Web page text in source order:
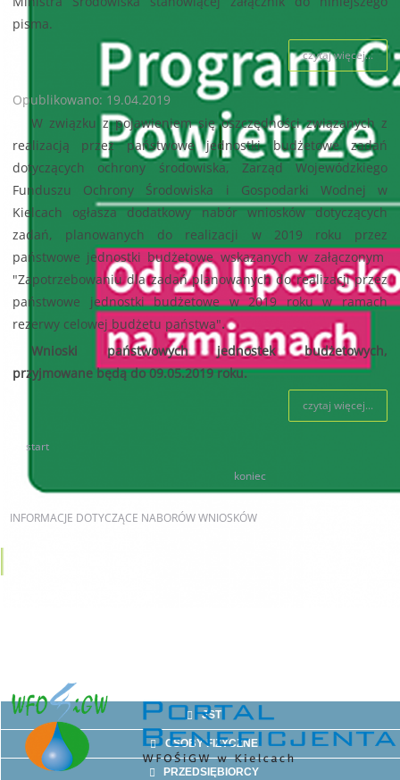
pisma.
czytaj więcej...
Opublikowano: 19.04.2019
W związku z pojawieniem się oszczędności związanych z
realizacją przez państwowe jednostki budżetowe zadań
dotyczących ochrony środowiska, Zarząd Wojewódzkiego
Funduszu Ochrony Środowiska i Gospodarki Wodnej w
Kielcach ogłasza dodatkowy nabór wniosków dotyczących
zadań, planowanych do realizacji w 2019 roku przez
państwowe jednostki budżetowe wskazanych w załączonym
"Zapotrzebowaniu dla zadań planowanych do realizacji przez
państwowe jednostki budżetowe w 2019 roku w ramach
rezerwy celowej budżetu państwa".
Wnioski państwowych jednostek budżetowych,
przyjmowane będą do 09.05.2019 roku.
czytaj więcej...
start
koniec
INFORMACJE DOTYCZĄCE NABORÓW WNIOSKÓW
JST
OSOBY FIZYCZNE
PRZEDSIĘBIORCY